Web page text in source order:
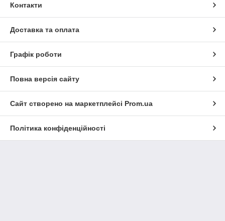
Контакти
Доставка та оплата
Графік роботи
Повна версія сайту
Сайт створено на маркетплейсі Prom.ua
Політика конфіденційності